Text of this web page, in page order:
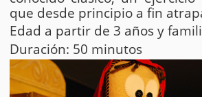
que desde principio a fin
Edad a partir de 3 años y
Duración: 50 minutos